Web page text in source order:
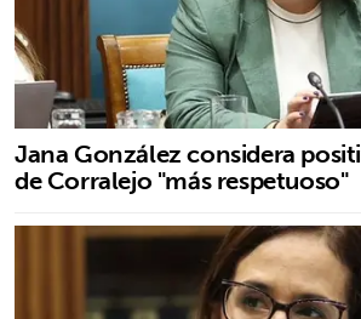
Jana González considera
de Corralejo "más respetuoso"